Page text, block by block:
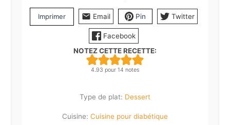
Imprimer Email Pin Twitter
Facebook
NOTEZ CETTE RECETTE:
4.93 pour 14 notes
Type de plat: Dessert
Cuisine: Cuisine pour diabétique